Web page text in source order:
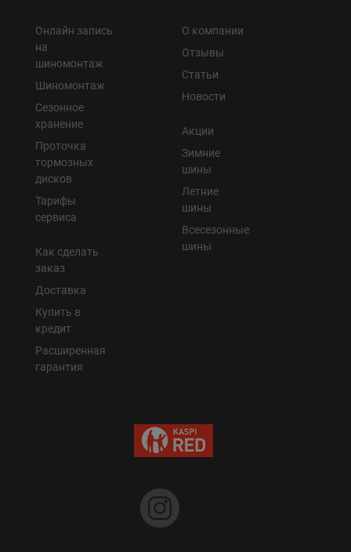
Онлайн запись
на
шиномонтаж
Шиномонтаж
Сезонное
хранение
Проточка
тормозных
дисков
Тарифы
сервиса
Как сделать
заказ
Доставка
Купить в
кредит
Расширенная
гарантия
О компании
Отзывы
Статьи
Новости
Акции
Зимние
шины
Летние
шины
Всесезонные
шины